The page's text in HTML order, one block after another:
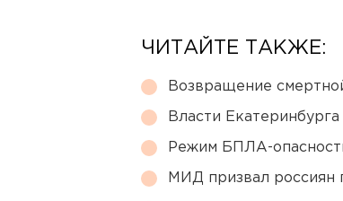
ЧИТАЙТЕ ТАКЖЕ:
Возвращение
Власти
Режим БПЛА-
МИД призвал россиян